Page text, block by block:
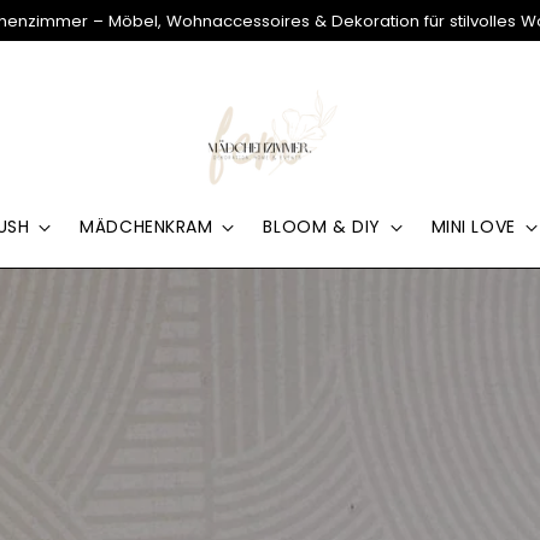
– Möbel, Wohnaccessoires & Dekoration für stilvolles
MÄDCHENKRAM BLOOM & DIY MINI LOVE